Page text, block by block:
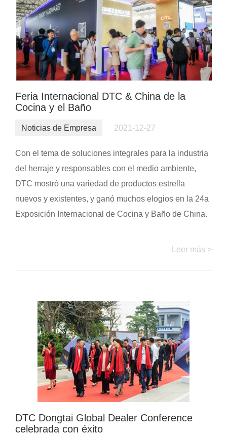
Feria Internacional DTC & China de la
Cocina y el Baño
Noticias de Empresa 2021-12-27
Con el tema de soluciones integrales para la industria
del herraje y responsables con el medio ambiente,
DTC mostró una variedad de productos estrella
nuevos y existentes, y ganó muchos elogios en la 24a
Exposición Internacional de Cocina y Baño de China.
Leer más >
DTC Dongtai Global Dealer Conference
celebrada con éxito